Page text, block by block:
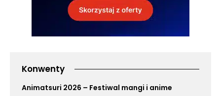
Konwenty
Animatsuri 2026 – Festiwal mangi i anime